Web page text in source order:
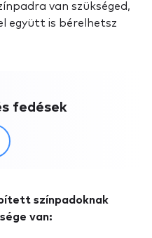
van szükséged,
együtt is bérelhetsz
fedések
színpadoknak
van: